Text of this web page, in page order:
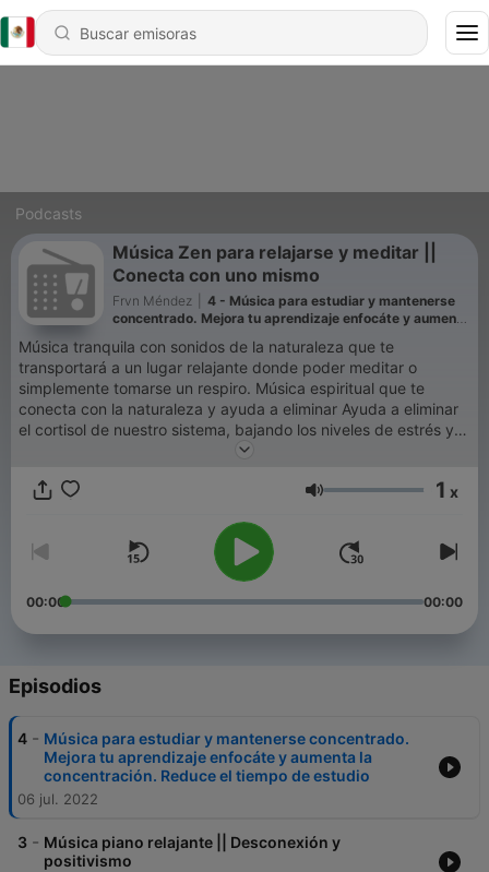
Podcasts
Música Zen para relajarse y meditar ||
Conecta con uno mismo
Frvn Méndez
4 - Música para estudiar y mantenerse
concentrado. Mejora tu aprendizaje enfocáte y aumenta
Música tranquila con sonidos de la naturaleza que te
transportará a un lugar relajante donde poder meditar o
simplemente tomarse un respiro. Música espiritual que te
conecta con la naturaleza y ayuda a eliminar Ayuda a eliminar
el cortisol de nuestro sistema, bajando los niveles de estrés y
modificando nuestro estado de ánimo, liberando dopamina
Volumen 1 x
00:00 00:00
Episodios
4 - Música para estudiar y mantenerse concentrado.
Mejora tu aprendizaje enfocáte y aumenta la
concentración. Reduce el tiempo de estudio
06 jul. 2022
3 - Música piano relajante || Desconexión y
positivismo